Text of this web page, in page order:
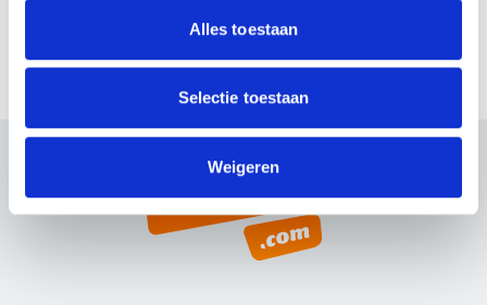
partners voor social media, adverteren en analyse. Deze
informatie die je aan ze hebt verstrekt of die ze hebben
verzameld op basis van jouw gebruik van hun services.
We werken samen met63 derdendie uw gegevens
kunnen ontvangen en verwerken.
Alles toestaan
Selectie toestaan
Weigeren